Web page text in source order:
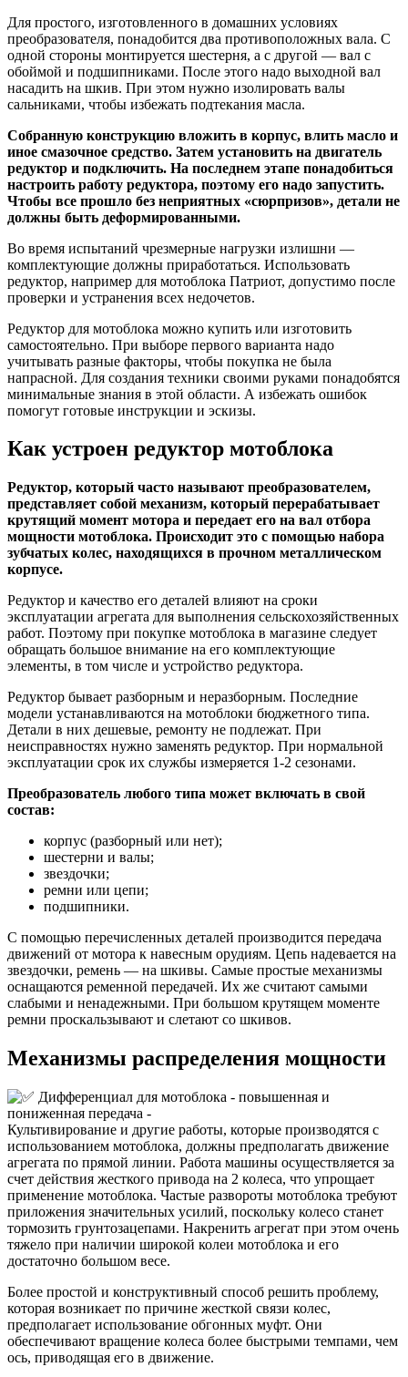
Для простого, изготовленного в домашних условиях
преобразователя, понадобится два противоположных вала. С
одной стороны монтируется шестерня, а с другой — вал с
обоймой и подшипниками. После этого надо выходной вал
насадить на шкив. При этом нужно изолировать валы
сальниками, чтобы избежать подтекания масла.
Собранную конструкцию вложить в корпус, влить масло и
иное смазочное средство. Затем установить на двигатель
редуктор и подключить. На последнем этапе понадобиться
настроить работу редуктора, поэтому его надо запустить.
Чтобы все прошло без неприятных «сюрпризов», детали не
должны быть деформированными.
Во время испытаний чрезмерные нагрузки излишни —
комплектующие должны приработаться. Использовать
редуктор, например для мотоблока Патриот, допустимо после
проверки и устранения всех недочетов.
Редуктор для мотоблока можно купить или изготовить
самостоятельно. При выборе первого варианта надо
учитывать разные факторы, чтобы покупка не была
напрасной. Для создания техники своими руками понадобятся
минимальные знания в этой области. А избежать ошибок
помогут готовые инструкции и эскизы.
Как устроен редуктор мотоблока
Редуктор, который часто называют преобразователем,
представляет собой механизм, который перерабатывает
крутящий момент мотора и передает его на вал отбора
мощности мотоблока. Происходит это с помощью набора
зубчатых колес, находящихся в прочном металлическом
корпусе.
Редуктор и качество его деталей влияют на сроки
эксплуатации агрегата для выполнения сельскохозяйственных
работ. Поэтому при покупке мотоблока в магазине следует
обращать большое внимание на его комплектующие
элементы, в том числе и устройство редуктора.
Редуктор бывает разборным и неразборным. Последние
модели устанавливаются на мотоблоки бюджетного типа.
Детали в них дешевые, ремонту не подлежат. При
неисправностях нужно заменять редуктор. При нормальной
эксплуатации срок их службы измеряется 1-2 сезонами.
Преобразователь любого типа может включать в свой
состав:
корпус (разборный или нет);
шестерни и валы;
звездочки;
ремни или цепи;
подшипники.
С помощью перечисленных деталей производится передача
движений от мотора к навесным орудиям. Цепь надевается на
звездочки, ремень — на шкивы. Самые простые механизмы
оснащаются ременной передачей. Их же считают самыми
слабыми и ненадежными. При большом крутящем моменте
ремни проскальзывают и слетают со шкивов.
Механизмы распределения мощности
Культивирование и другие работы, которые производятся с
использованием мотоблока, должны предполагать движение
агрегата по прямой линии. Работа машины осуществляется за
счет действия жесткого привода на 2 колеса, что упрощает
применение мотоблока. Частые развороты мотоблока требуют
приложения значительных усилий, поскольку колесо станет
тормозить грунтозацепами. Накренить агрегат при этом очень
тяжело при наличии широкой колеи мотоблока и его
достаточно большом весе.
Более простой и конструктивный способ решить проблему,
которая возникает по причине жесткой связи колес,
предполагает использование обгонных муфт. Они
обеспечивают вращение колеса более быстрыми темпами, чем
ось, приводящая его в движение.